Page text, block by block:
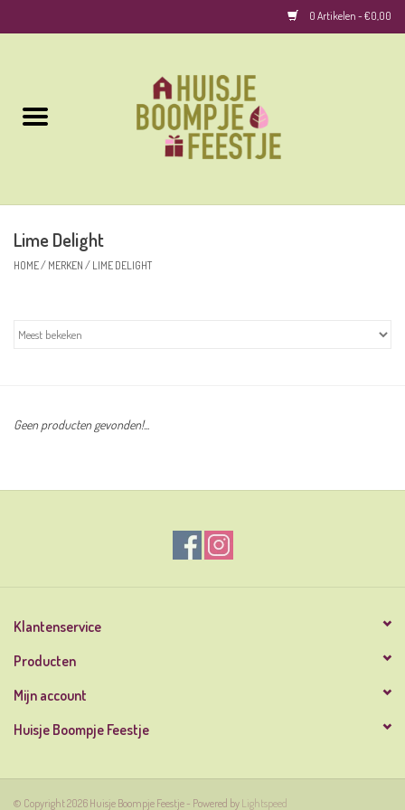
0 Artikelen - €0,00
Woonaccessoires
Lime Delight
HOME/ MERKEN / LIME DELIGHT
Geen producten gevonden!...
Klantenservice
Producten
Mijn account
Huisje Boompje Feestje
© Copyright 2026 Huisje Boompje Feestje - Powered by Lightspeed